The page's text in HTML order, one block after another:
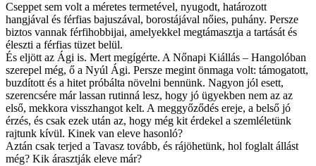
Cseppet sem volt a méretes termetével, nyugodt, határozott
hangjával és férfias bajuszával, borostájával nőies, puhány. Persze
biztos vannak férfihobbijai, amelyekkel megtámasztja a tartását és
éleszti a férfias tüzet belül.
És eljött az Ági is. Mert megígérte. A Nőnapi Kiállás – Hangolóban
szerepel még, ő a Nyúl Ági. Persze megint önmaga volt: támogatott,
buzdított és a hitet próbálta növelni bennünk. Nagyon jól esett,
szerencsére már lassan rutinná lesz, hogy jó ügyekben nem az az
első, mekkora visszhangot kelt. A meggyőződés ereje, a belső jó
érzés, és csak ezek után az, hogy még kit érdekel a szemléletünk
rajtunk kívül. Kinek van eleve hasonló?
Aztán csak terjed a Tavasz tovább, és rájöhetünk, hol foglalt állást
még? Kik árasztják eleve már?